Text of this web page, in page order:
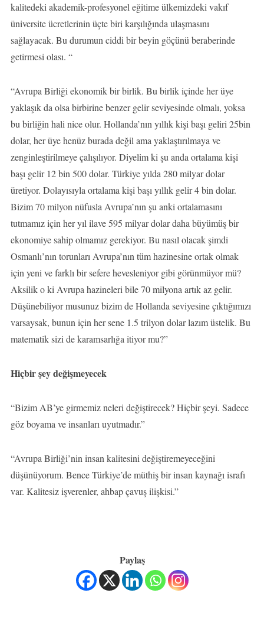
kalitedeki akademik-profesyonel eğitime ülkemizdeki vakıf
üniversite ücretlerinin üçte biri karşılığında ulaşmasını
sağlayacak. Bu durumun ciddi bir beyin göçünü beraberinde
getirmesi olası. “
“Avrupa Birliği ekonomik bir birlik. Bu birlik içinde her üye
yaklaşık da olsa birbirine benzer gelir seviyesinde olmalı, yoksa
bu birliğin hali nice olur. Hollanda’nın yıllık kişi başı geliri 25bin
dolar, her üye henüz burada değil ama yaklaştırılmaya ve
zenginleştirilmeye çalışılıyor. Diyelim ki şu anda ortalama kişi
başı gelir 12 bin 500 dolar. Türkiye yılda 280 milyar dolar
üretiyor. Dolayısıyla ortalama kişi başı yıllık gelir 4 bin dolar.
Bizim 70 milyon nüfusla Avrupa’nın şu anki ortalamasını
tutmamız için her yıl ilave 595 milyar dolar daha büyümüş bir
ekonomiye sahip olmamız gerekiyor. Bu nasıl olacak şimdi
Osmanlı’nın torunları Avrupa’nın tüm hazinesine ortak olmak
için yeni ve farklı bir sefere hevesleniyor gibi görünmüyor mü?
Aksilik o ki Avrupa hazineleri bile 70 milyona artık az gelir.
Düşünebiliyor musunuz bizim de Hollanda seviyesine çıktığımızı
varsaysak, bunun için her sene 1.5 trilyon dolar lazım üstelik. Bu
matematik sizi de karamsarlığa itiyor mu?”
Hiçbir şey değişmeyecek
“Bizim AB’ye girmemiz neleri değiştirecek? Hiçbir şeyi. Sadece
göz boyama ve insanları uyutmadır.”
“Avrupa Birliği’nin insan kalitesini değiştiremeyeceğini
düşünüyorum. Bence Türkiye’de müthiş bir insan kaynağı israfı
var. Kalitesiz işverenler, ahbap çavuş ilişkisi.”
Paylaş